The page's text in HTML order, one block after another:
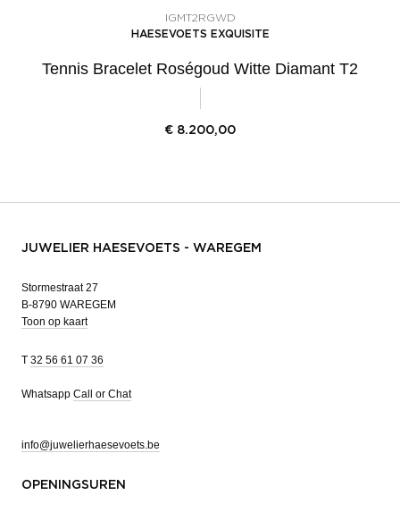
IGMT2RGWD
HAESEVOETS EXQUISITE
Tennis Bracelet Roségoud Witte Diamant T2
€ 8.200,00
JUWELIER HAESEVOETS - WAREGEM
Stormestraat 27
B-8790 WAREGEM
Toon op kaart
T 32 56 61 07 36
Whatsapp Call or Chat
info@juwelierhaesevoets.be
OPENINGSUREN